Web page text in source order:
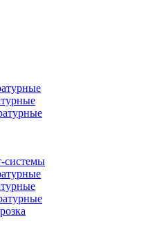
системы